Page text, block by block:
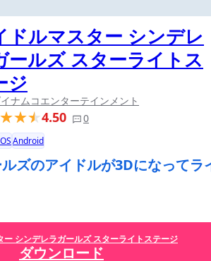
ドルマスター シンデレ
ールズ スターライトス
ジ
ナムコエンターテインメント
4.50 0
Android
ズのアイドルが3Dになってラ
ー シンデレラガールズ スターライトステージ
ダウンロード